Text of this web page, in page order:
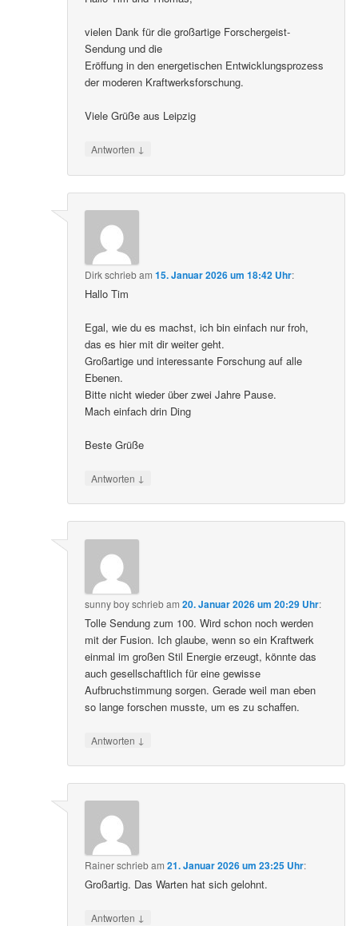
vielen Dank für die großartige Forschergeist-
Sendung und die
Eröffung in den energetischen Entwicklungsprozess
der moderen Kraftwerksforschung.
Viele Grüße aus Leipzig
Antworten ↓
Dirkschriebam15. Januar 2026 um 18:42 Uhr:
Hallo Tim
Egal, wie du es machst, ich bin einfach nur froh,
das es hier mit dir weiter geht.
Großartige und interessante Forschung auf alle
Ebenen.
Bitte nicht wieder über zwei Jahre Pause.
Mach einfach drin Ding
Beste Grüße
Antworten ↓
sunny boyschriebam20. Januar 2026 um 20:29 Uhr:
Tolle Sendung zum 100. Wird schon noch werden
mit der Fusion. Ich glaube, wenn so ein Kraftwerk
einmal im großen Stil Energie erzeugt, könnte das
auch gesellschaftlich für eine gewisse
Aufbruchstimmung sorgen. Gerade weil man eben
so lange forschen musste, um es zu schaffen.
Antworten ↓
Rainerschriebam21. Januar 2026 um 23:25 Uhr:
Großartig. Das Warten hat sich gelohnt.
Antworten ↓